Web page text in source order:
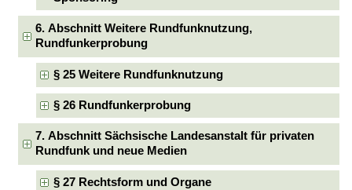
6. Abschnitt Weitere Rundfunknutzung,
Rundfunkerprobung
§ 25 Weitere Rundfunknutzung
§ 26 Rundfunkerprobung
7. Abschnitt Sächsische Landesanstalt für privaten
Rundfunk und neue Medien
§ 27 Rechtsform und Organe